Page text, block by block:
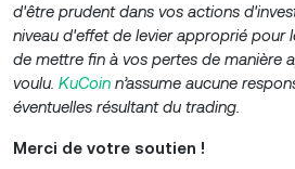
d'être prudent dans vos actions
niveau d'effet de levier approprié pour
de mettre fin à vos pertes de manière
voulu. KuCoin n’assume aucune
éventuelles résultant du trading.
Merci de votre soutien !